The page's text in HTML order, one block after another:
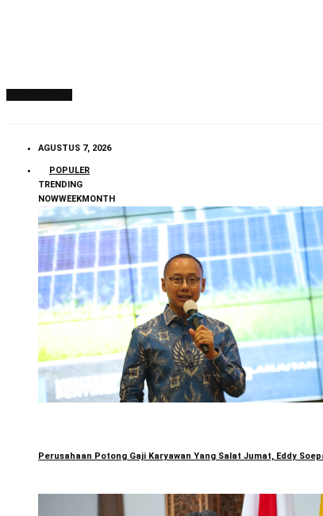
AGUSTUS 7, 2026
POPULER
TRENDING
NOWWEEKMONTH
Perusahaan Potong Gaji Karyawan Yang Salat Jumat, Eddy